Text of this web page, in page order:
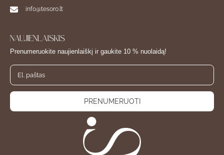
info@tesoro.lt
NAUJIENLAIŠKIS
Prenumeruokite naujienlaiškį ir gaukite 10 % nuolaidą!
PRENUMERUOTI